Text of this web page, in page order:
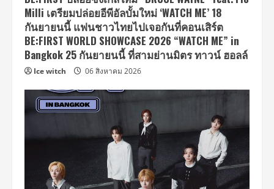
Milli เตรียมปล่อยอีพีอัลบั้มใหม่ ‘WATCH ME’ 18
กันยายนนี้ แฟนชาวไทยไปเจอกันที่คอนเสิร์ต
BE:FIRST WORLD SHOWCASE 2026 “WATCH ME” in
Bangkok 25 กันยายนนี้ ที่สามย่านมิตร ทาวน์ ฮอลล์
Ice witch 06 สิงหาคม 2026